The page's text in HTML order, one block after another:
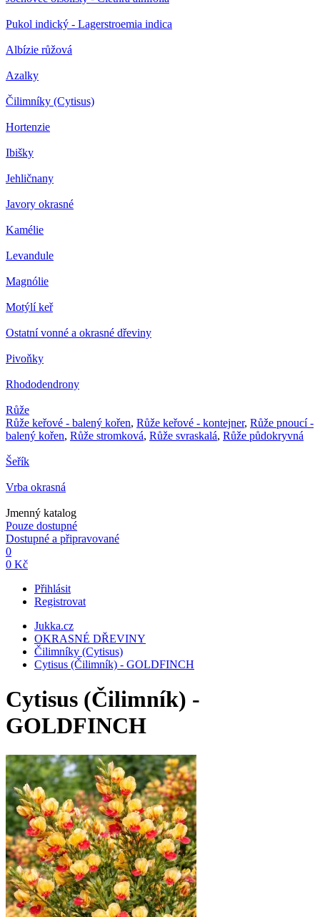
Pukol indický - Lagerstroemia indica
Albízie růžová
Azalky
Čilimníky (Cytisus)
Hortenzie
Ibišky
Jehličnany
Javory okrasné
Kamélie
Levandule
Magnólie
Motýlí keř
Ostatní vonné a okrasné dřeviny
Pivoňky
Rhododendrony
Růže
Růže keřové - balený kořen, Růže keřové - kontejner, Růže pnoucí -
balený kořen, Růže stromková, Růže svraskalá, Růže půdokryvná
Šeřík
Vrba okrasná
Jmenný katalog
Pouze dostupné
Dostupné a připravované
0
0 Kč
Přihlásit
Registrovat
Jukka.cz
OKRASNÉ DŘEVINY
Čilimníky (Cytisus)
Cytisus (Čilimník) - GOLDFINCH
Cytisus (Čilimník) -
GOLDFINCH